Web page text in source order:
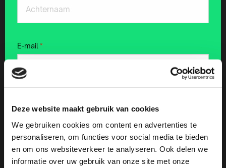
Deze website maakt gebruik van cookies
We gebruiken cookies om content en advertenties te
personaliseren, om functies voor social media te bieden
en om ons websiteverkeer te analyseren. Ook delen we
informatie over uw gebruik van onze site met onze
E-mail *
Telefoon *
CV upload (niet verplicht, maar wel handig)